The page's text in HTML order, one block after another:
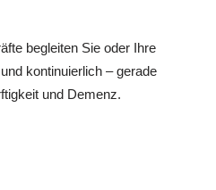
begleiten Sie oder Ihre
kontinuierlich – gerade
und Demenz.